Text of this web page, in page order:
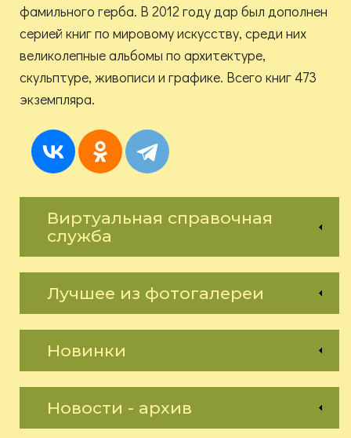
фамильного герба. В 2012 году дар был дополнен
серией книг по мировому искусству, среди них
великолепные альбомы по архитектуре,
скульптуре, живописи и графике. Всего книг 473
экземпляра.
Виртуальная справочная
служба
Лучшее из фотогалереи
Новинки
Новости - архив